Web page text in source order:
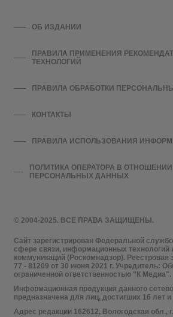
© 2004-2025. ВСЕ ПРАВА ЗАЩИЩЕНЫ.
Сайт зарегистрирован Федеральной
сфере связи, информационных технологий
коммуникаций (Роскомнадзор).
77 - 81209 от 30 июня 2021 г. Учредитель:
ограниченной ответственностью "К Медиа".
Информационная продукция данного
предназначена для лиц, достигших 16 лет
Адрес редакции 162612, Вологодская обл.,
ОБ ИЗДАНИИ
ПРАВИЛА ПРИМЕНЕНИЯ
ТЕХНОЛОГИЙ
ПРАВИЛА ОБРАБОТКИ
КОНТАКТЫ
ПРАВИЛА ИСПОЛЬЗОВАНИЯ
ПОЛИТИКА ОПЕРАТОРА В ОТНОШЕНИИ
ПЕРСОНАЛЬНЫХ ДАННЫХ